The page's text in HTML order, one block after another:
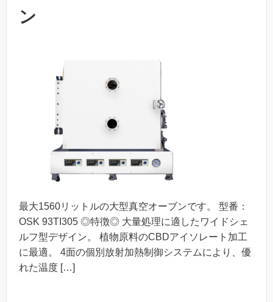
ン
最大1560リットルの大型真空オーブンです。 型番：
OSK 93TI305 ◎特徴◎ 大量処理に適したワイドシェ
ルフ型デザイン。 植物原料のCBDアイソレート加工
に最適。 4面の個別放射加熱制御システムにより、優
れた温度 […]